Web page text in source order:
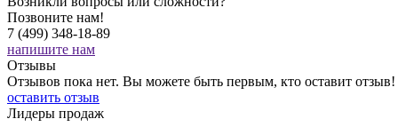
Позвоните нам!
7 (499) 348-18-89
напишите нам
Отзывы
Отзывов пока нет. Вы можете быть первым, кто оставит отзыв!
оставить отзыв
Лидеры продаж